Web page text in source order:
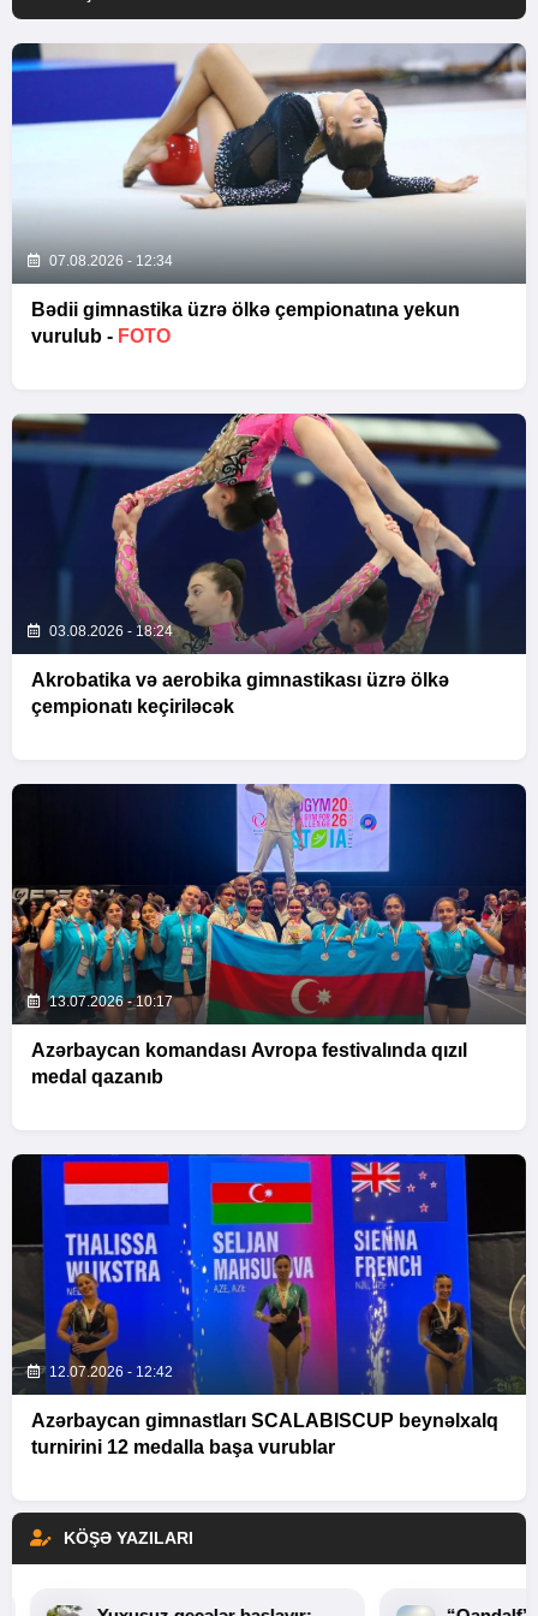
07.08.2026 - 12:34
Bədii gimnastika üzrə ölkə çempionatına yekun
vurulub - FOTO
03.08.2026 - 18:24
Akrobatika və aerobika gimnastikası üzrə ölkə
çempionatı keçiriləcək
13.07.2026 - 10:17
Azərbaycan komandası Avropa festivalında qızıl
medal qazanıb
12.07.2026 - 12:42
Azərbaycan gimnastları SCALABISCUP beynəlxalq
turnirini 12 medalla başa vurublar
KÖŞƏ YAZILARI